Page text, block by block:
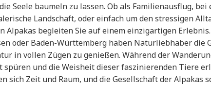
Seele baumeln zu lassen. Ob als Familienausflug,
Landschaft, oder einfach um den stressigen
Alpakas begleiten Sie auf einem einzigartigen
oder Baden-Württemberg haben Naturliebhaber die
in vollen Zügen zu genießen. Während der
spüren und die Weisheit dieser faszinierenden Tiere
sich Zeit und Raum, und die Gesellschaft der Alpakas